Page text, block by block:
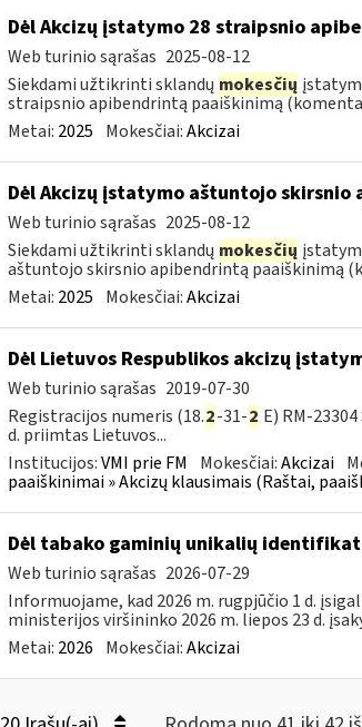
Dėl Akcizų įstatymo 28 straipsnio
Web turinio sąrašas 2025-08-12
Siekdami užtikrinti sklandų mokesčių
straipsnio apibendrintą paaiškinimą
Metai: 2025 Mokesčiai:Akcizai
Dėl Akcizų įstatymo aštuntojo
Web turinio sąrašas 2025-08-12
Siekdami užtikrinti sklandų mokesčių
aštuntojo skirsnio apibendrintą paaiškinimą
Metai: 2025 Mokesčiai:Akcizai
Dėl Lietuvos Respublikos akcizų
Web turinio sąrašas 2019-07-30
Registracijos numeris (18.2-31-2 E) RM-
d. priimtas Lietuvos...
Institucijos:VMI prie FM Mokesčiai:Akcizai
paaiškinimai » Akcizų klausimais (Raštai,
Dėl tabako gaminių unikalių
Web turinio sąrašas 2026-07-29
Informuojame, kad 2026 m. rugpjūčio 1 d.
ministerijos viršininko 2026 m. liepos 23 d.
Metai: 2026 Mokesčiai:Akcizai